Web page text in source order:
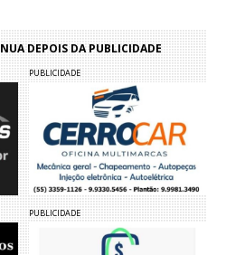
DEPOIS DA PUBLICIDADE
PUBLICIDADE
PUBLICIDADE